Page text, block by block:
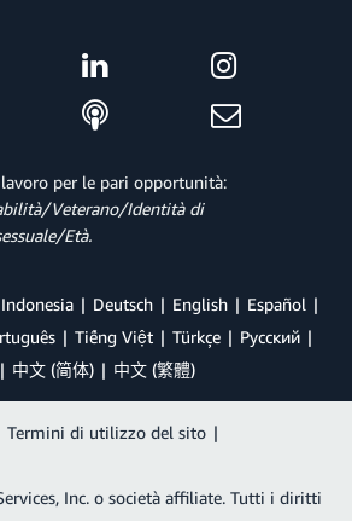
per le pari opportunità:
Veterano/Identità di
Età.
Deutsch English
Español
Tiếng Việt Türkçe
Ρусский
中文 (简体) 中文 (繁體)
Termini di utilizzo del sito |
Inc. o società affiliate. Tutti i diritti